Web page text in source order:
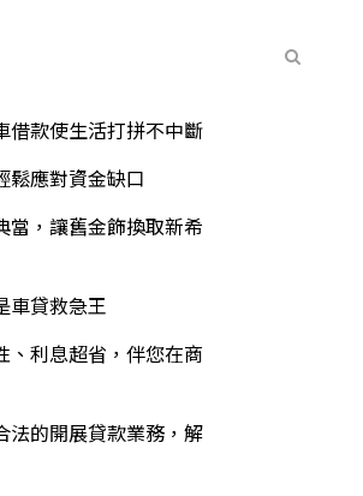
借款使生活打拼不中斷
鬆應對資金缺口
當，讓舊金飾換取新希
車貸救急王
、利息超省，伴您在商
法的開展貸款業務，解